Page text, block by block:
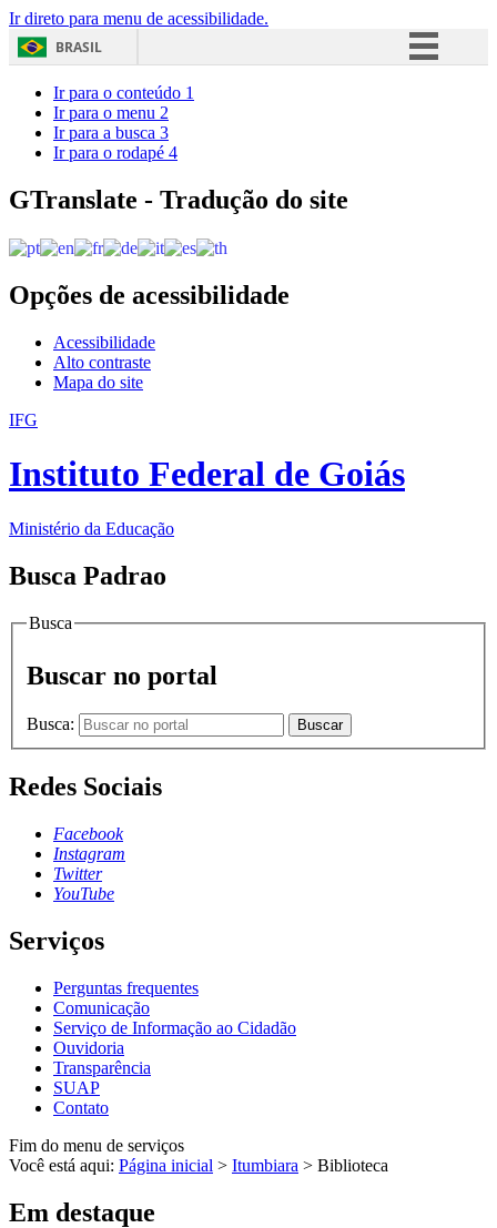
Ir direto para menu de acessibilidade.
BRASIL
Acesso à informação
Ir para o conteúdo 1
Ir para o menu 2
Ir para a busca 3
Ir para o rodapé 4
GTranslate - Tradução do site
Opções de acessibilidade
Acessibilidade
Alto contraste
Mapa do site
IFG
Instituto Federal de Goiás
Ministério da Educação
Busca Padrao
Busca
Buscar no portal
Busca: Buscar
Redes Sociais
Facebook
Instagram
Twitter
YouTube
Serviços
Perguntas frequentes
Comunicação
Serviço de Informação ao Cidadão
Ouvidoria
Transparência
SUAP
Contato
Fim do menu de serviços
Você está aqui: Página inicial > Itumbiara > Biblioteca
Em destaque